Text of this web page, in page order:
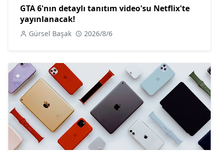
GTA 6'nın detaylı tanıtım video'su Netflix'te
yayınlanacak!
Gürsel Başak 2026/8/6